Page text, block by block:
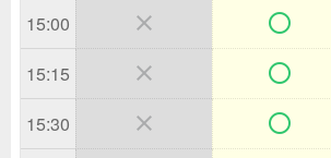
15:00  
15:15  
15:30  